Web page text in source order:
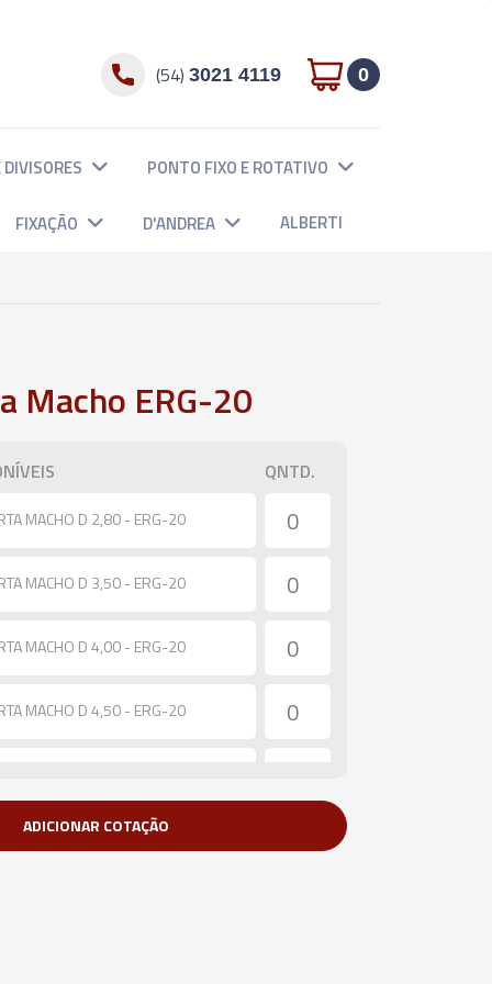
(54) 3021 4119 0
PONTO FIXO E ROTATIVO
FIXAÇÃO D'ANDREA ALBERTI
Macho ERG-20
QNTD.
MACHO D 2,80 - ERG-20
MACHO D 3,50 - ERG-20
MACHO D 4,00 - ERG-20
MACHO D 4,50 - ERG-20
MACHO D 7,00 - ERG-20
ADICIONAR COTAÇÃO